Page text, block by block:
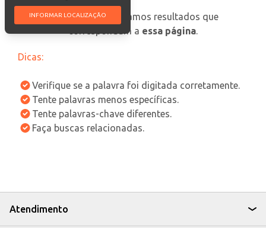
INFORMAR LOCALIZAÇÃO
oops, não encontramos resultados que
correspondam a essa página.
Dicas:
Verifique se a palavra foi digitada corretamente.
Tente palavras menos específicas.
Tente palavras-chave diferentes.
Faça buscas relacionadas.
Atendimento